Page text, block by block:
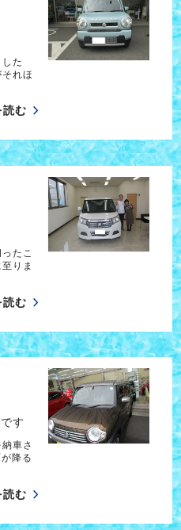
た
れほ
読む
たこ
りま
読む
す
車さ
降る
読む